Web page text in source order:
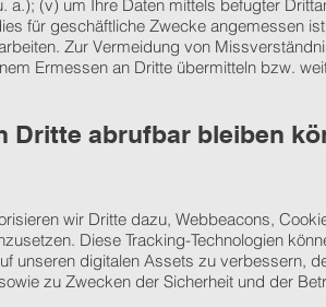
(v) um Ihre Daten mittels befugter
für geschäftliche Zwecke angemessen
Zur Vermeidung von
Ermessen an Dritte übermitteln bzw.
Dritte abrufbar bleiben
wir Dritte dazu, Webbeacons,
Diese Tracking-Technologien
unseren digitalen Assets zu verbessern,
zu Zwecken der Sicherheit und der